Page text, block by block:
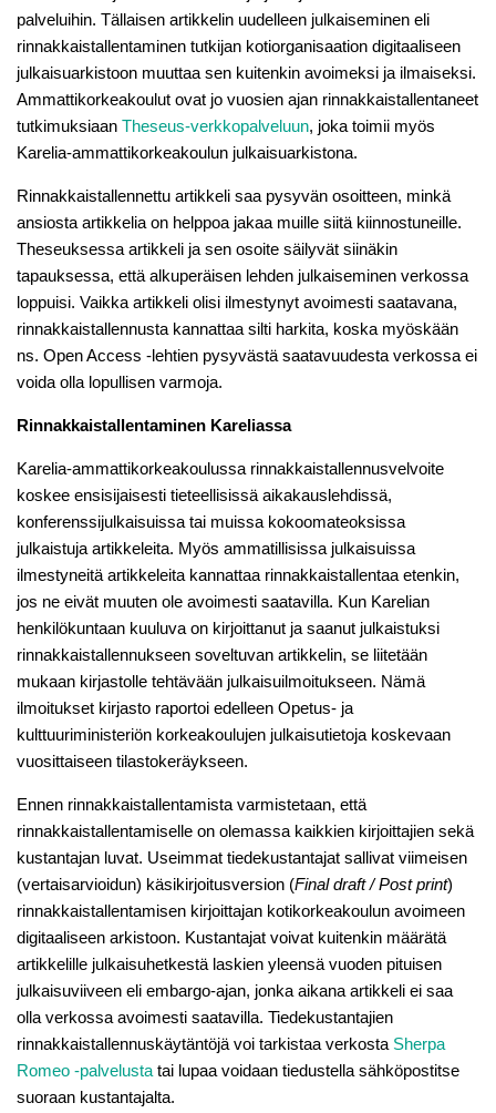
palveluihin. Tällaisen artikkelin uudelleen julkaiseminen eli
rinnakkaistallentaminen tutkijan kotiorganisaation digitaaliseen
julkaisuarkistoon muuttaa sen kuitenkin avoimeksi ja ilmaiseksi.
Ammattikorkeakoulut ovat jo vuosien ajan rinnakkaistallentaneet
tutkimuksiaan Theseus-verkkopalveluun, joka toimii myös
Karelia-ammattikorkeakoulun julkaisuarkistona.
Rinnakkaistallennettu artikkeli saa pysyvän osoitteen, minkä
ansiosta artikkelia on helppoa jakaa muille siitä kiinnostuneille.
Theseuksessa artikkeli ja sen osoite säilyvät siinäkin
tapauksessa, että alkuperäisen lehden julkaiseminen verkossa
loppuisi. Vaikka artikkeli olisi ilmestynyt avoimesti saatavana,
rinnakkaistallennusta kannattaa silti harkita, koska myöskään
ns. Open Access -lehtien pysyvästä saatavuudesta verkossa ei
voida olla lopullisen varmoja.
Rinnakkaistallentaminen Kareliassa
Karelia-ammattikorkeakoulussa rinnakkaistallennusvelvoite
koskee ensisijaisesti tieteellisissä aikakauslehdissä,
konferenssijulkaisuissa tai muissa kokoomateoksissa
julkaistuja artikkeleita. Myös ammatillisissa julkaisuissa
ilmestyneitä artikkeleita kannattaa rinnakkaistallentaa etenkin,
jos ne eivät muuten ole avoimesti saatavilla. Kun Karelian
henkilökuntaan kuuluva on kirjoittanut ja saanut julkaistuksi
rinnakkaistallennukseen soveltuvan artikkelin, se liitetään
mukaan kirjastolle tehtävään julkaisuilmoitukseen. Nämä
ilmoitukset kirjasto raportoi edelleen Opetus- ja
kulttuuriministeriön korkeakoulujen julkaisutietoja koskevaan
vuosittaiseen tilastokeräykseen.
Ennen rinnakkaistallentamista varmistetaan, että
rinnakkaistallentamiselle on olemassa kaikkien kirjoittajien sekä
kustantajan luvat. Useimmat tiedekustantajat sallivat viimeisen
(vertaisarvioidun) käsikirjoitusversion (Final draft/Post print)
rinnakkaistallentamisen kirjoittajan kotikorkeakoulun avoimeen
digitaaliseen arkistoon. Kustantajat voivat kuitenkin määrätä
artikkelille julkaisuhetkestä laskien yleensä vuoden pituisen
julkaisuviiveen eli embargo-ajan, jonka aikana artikkeli ei saa
olla verkossa avoimesti saatavilla. Tiedekustantajien
rinnakkaistallennuskäytäntöjä voi tarkistaa verkosta Sherpa
Romeo -palvelusta tai lupaa voidaan tiedustella sähköpostitse
suoraan kustantajalta.